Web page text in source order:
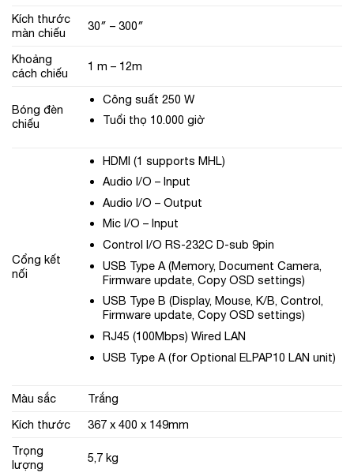
Kích thước
màn chiếu
30″ – 300″
Khoảng
cách chiếu
1 m – 12m
Bóng đèn
chiếu
Công suất 250 W
Tuổi thọ 10.000 giờ
Cổng kết
nối
HDMI (1 supports MHL)
Audio I/O – Input
Audio I/O – Output
Mic I/O – Input
Control I/O RS-232C D-sub 9pin
USB Type A (Memory, Document Camera,
Firmware update, Copy OSD settings)
USB Type B (Display, Mouse, K/B, Control,
Firmware update, Copy OSD settings)
RJ45 (100Mbps) Wired LAN
USB Type A (for Optional ELPAP10 LAN unit)
Màu sắc
Trắng
Kích thước
367 x 400 x 149mm
Trọng
lượng
5,7 kg